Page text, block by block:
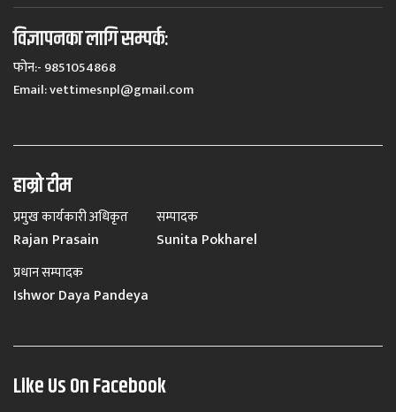
विज्ञापनका लागि सम्पर्कः
फोन:- 9851054868
Email:vettimesnpl@gmail.com
हाम्रो टीम
प्रमुख कार्यकारी अधिकृत
Rajan Prasain
सम्पादक
Sunita Pokharel
प्रधान सम्पादक
Ishwor Daya Pandeya
Like Us On Facebook